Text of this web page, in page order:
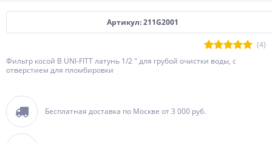
Артикул: 211G2001
(4)
Фильтр косой В UNI-FITT латунь 1/2 " для грубой очистки воды, с
отверстием для пломбировки
Бесплатная доставка по Москве от 3 000 руб.